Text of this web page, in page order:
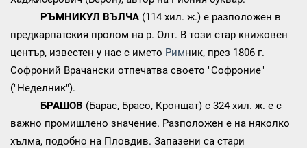
РЪМНИКУЛ ВЪЛЧА (114 хил. ж.) е разположен в
предкарпатския пролом на р. Олт. В този стар книжовен
център, известен у нас с името Римник, през 1806 г.
Софроний Врачански отпечатва своето "Софроние"
("Неделник").
БРАШОВ (Барас, Брасо, Кронщат) с 324 хил. ж. е с
важно промишлено значение. Разположен е на няколко
хълма, подобно на Пловдив. Запазени са стари